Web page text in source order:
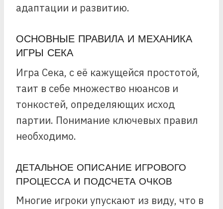
адаптации и развитию.
ОСНОВНЫЕ ПРАВИЛА И МЕХАНИКА
ИГРЫ СЕКА
Игра Сека, с её кажущейся простотой,
таит в себе множество нюансов и
тонкостей, определяющих исход
партии. Понимание ключевых правил
необходимо.
ДЕТАЛЬНОЕ ОПИСАНИЕ ИГРОВОГО
ПРОЦЕССА И ПОДСЧЕТА ОЧКОВ
Многие игроки упускают из виду, что в